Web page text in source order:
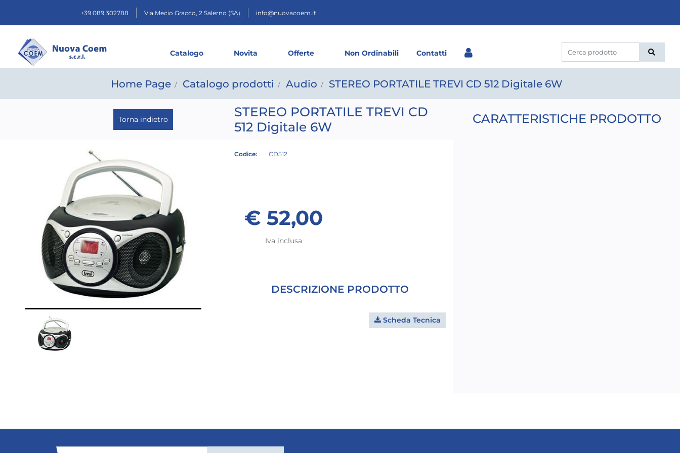
+39 089 302788 Via Mecio Gracco, 2 Salerno (SA) info@nuovacoem.it
Catalogo Novita Offerte Non Ordinabili Contatti
Home Page Catalogo prodotti Audio STEREO PORTATILE TREVI CD 512 Digitale 6W
Torna indietro
STEREO PORTATILE TREVI CD
512 Digitale 6W
Codice: CD512
€ 52,00
Iva inclusa
DESCRIZIONE PRODOTTO
Scheda Tecnica
CARATTERISTICHE PRODOTTO